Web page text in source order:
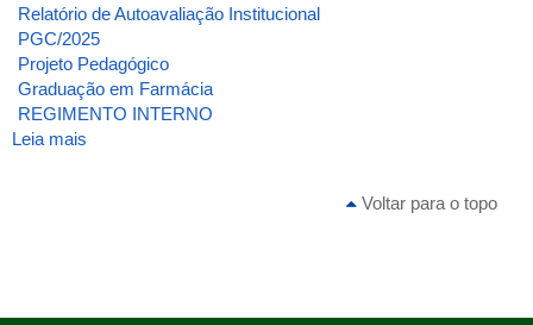
Relatório de Autoavaliação Institucional
PGC/2025
Projeto Pedagógico
Graduação em Farmácia
REGIMENTO INTERNO
Leia mais
2024
Voltar para o topo